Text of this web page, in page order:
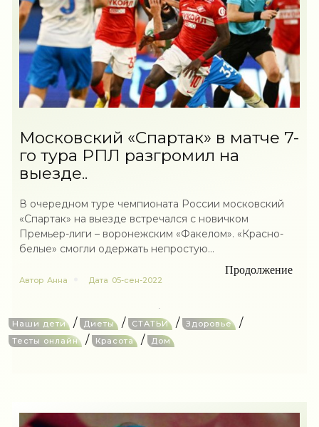
Московский «Спартак» в матче 7-
го тура РПЛ разгромил на
выезде..
В очередном туре чемпионата России московский
«Спартак» на выезде встречался с новичком
Премьер-лиги – воронежским «Факелом». «Красно-
белые» смогли одержать непростую...
Продолжение
Автор Анна Дата 05-сен-2022
Наши дети / Диеты / СТАТЬИ / Здоровье /
Тесты онлайн / Красота / Дом